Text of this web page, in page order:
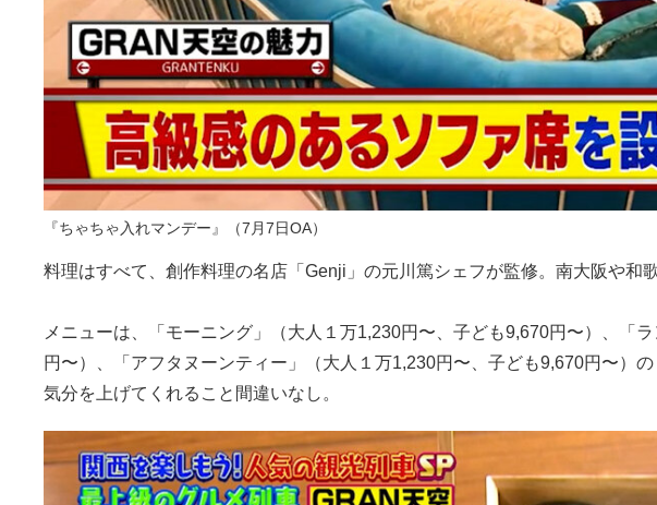
『ちゃちゃ入れマンデー』（7月7日OA）
料理はすべて、創作料理の名店「Genji」の元川篤シェフが監修。南大阪や和
メニューは、「モーニング」（大人１万1,230円〜、子ども9,670円〜）、「
円〜）、「アフタヌーンティー」（大人１万1,230円〜、子ども9,670円〜）
気分を上げてくれること間違いなし。